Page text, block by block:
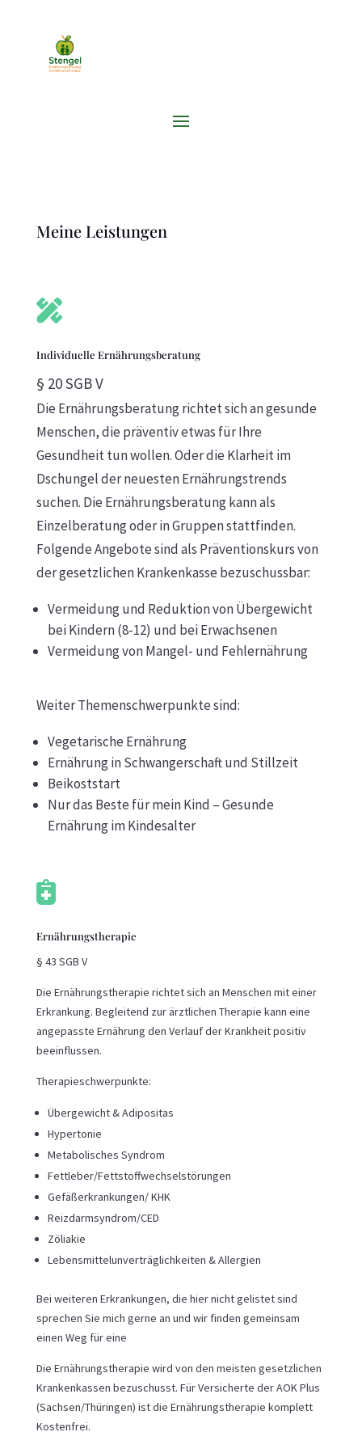
Meine Leistungen

Individuelle Ernährungsberatung
§ 20 SGB V
Die Ernährungsberatung richtet sich an gesunde
Menschen, die präventiv etwas für Ihre
Gesundheit tun wollen. Oder die Klarheit im
Dschungel der neuesten Ernährungstrends
suchen. Die Ernährungsberatung kann als
Einzelberatung oder in Gruppen stattfinden.
Folgende Angebote sind als Präventionskurs von
der gesetzlichen Krankenkasse bezuschussbar:
​Vermeidung und Reduktion von Übergewicht
bei Kindern (8-12) und bei Erwachsenen
Vermeidung von Mangel- und Fehlernährung
Weiter Themenschwerpunkte sind:
Vegetarische Ernährung
Ernährung in Schwangerschaft und Stillzeit
Beikoststart
Nur das Beste für mein Kind –Gesunde
Ernährung im Kindesalter

Ernährungstherapie
§ 43 SGB V
Die Ernährungstherapie richtet sich an Menschen mit einer
Erkrankung. Begleitend zur ärztlichen Therapie kann eine
angepasste Ernährung den Verlauf der Krankheit positiv
beeinflussen.
Therapieschwerpunkte:
Übergewicht & Adipositas
Hypertonie
Metabolisches Syndrom
Fettleber/Fettstoffwechselstörungen
Gefäßerkrankungen/ KHK
Reizdarmsyndrom/CED
Zöliakie
Lebensmittelunverträglichkeiten & Allergien
​Bei weiteren Erkrankungen, die hier nicht gelistet sind
sprechen Sie mich gerne an und wir finden gemeinsam
einen Weg für eine
Die Ernährungstherapie wird von den meisten gesetzlichen
Krankenkassen bezuschusst. Für Versicherte der AOK Plus
(Sachsen/Thüringen) ist die Ernährungstherapie komplett
Kostenfrei.